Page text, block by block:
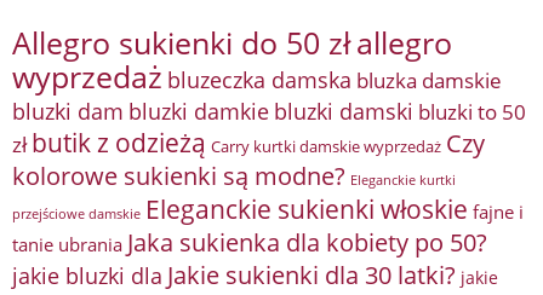
Allegro sukienki do 50 złallegro
wyprzedaż bluzeczka damska bluzka damskie
bluzki dam bluzki damkie bluzki damski bluzki to 50
zł butik z odzieżą Carry kurtki damskie wyprzedaż Czy
kolorowe sukienki są modne? Eleganckie kurtki
przejściowe damskie Eleganckie sukienki włoskie fajne i
tanie ubrania Jaka sukienka dla kobiety po 50?
jakie bluzki dla Jakie sukienki dla 30 latki? jakie